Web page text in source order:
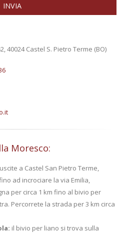
INVIA
40024 Castel S. Pietro Terme (BO)
Moresco:
uscite a Castel San Pietro Terme,
ad incrociare la via Emilia,
per circa 1 km fino al bivio per
Percorrete la strada per 3 km circa
il bivio per liano si trova sulla